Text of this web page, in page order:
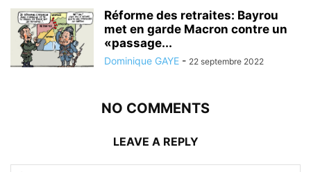
Réforme des retraites: Bayrou
met en garde Macron contre un
«passage...
Dominique GAYE - 22 septembre 2022
NO COMMENTS
LEAVE A REPLY